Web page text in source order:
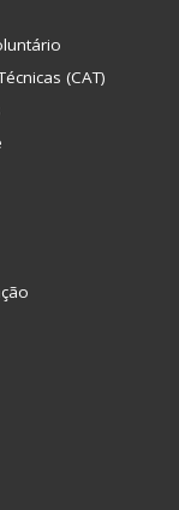
(CAT)